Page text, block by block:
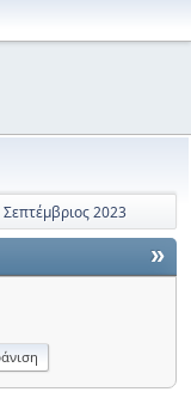
Σεπτέμβριος 2023
»